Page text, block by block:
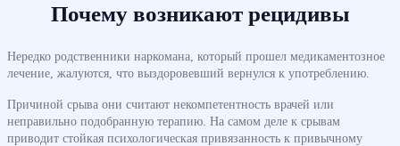
Почему возникают рецидивы
Нередко родственники наркомана, который прошел медикаментозное
лечение, жалуются, что выздоровевший вернулся к употреблению.
Причиной срыва они считают некомпетентность врачей или
неправильно подобранную терапию. На самом деле к срывам
приводит стойкая психологическая привязанность к привычному